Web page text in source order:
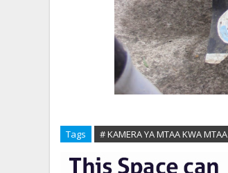
Tags # KAMERA YA MTAA KWA MTAA